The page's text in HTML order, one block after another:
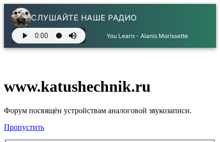
СЛУШАЙТЕ НАШЕ РАДИО
You Learn - Alanis Morissette
www.katushechnik.ru
Форум посвящён устройствам аналоговой звукозаписи.
Пропустить